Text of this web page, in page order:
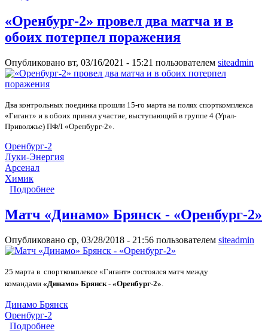
«Оренбург-2» провел два матча и в
обоих потерпел поражения
Опубликовано вт, 03/16/2021 - 15:21 пользователем siteadmin
Два контрольных поединка прошли 15-го марта на полях спорткомплекса
«Гигант» и в обоих принял участие, выступающий в группе 4 (Урал-
Приволжье) ПФЛ «Оренбург-2».
Оренбург-2
Луки-Энергия
Арсенал
Химик
Подробнее
Матч «Динамо» Брянск - «Оренбург-2»
Опубликовано ср, 03/28/2018 - 21:56 пользователем siteadmin
25 марта в спорткомплексе «Гигант» состоялся матч между
командами «Динамо» Брянск - «Оренбург-2»
Динамо Брянск
Оренбург-2
Подробнее